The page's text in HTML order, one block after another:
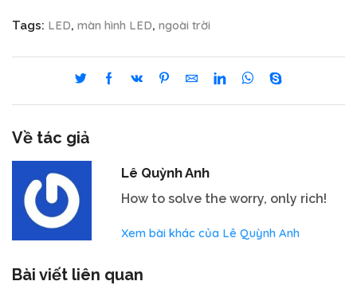
Tags: LED, màn hình LED, ngoài trời
Về tác giả
Lê Quỳnh Anh
How to solve the worry, only rich!
Xem bài khác của Lê Quỳnh Anh
Bài viết liên quan